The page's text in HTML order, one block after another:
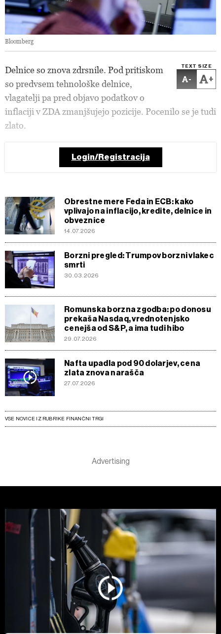
Bloomberg
TEXT SIZE
- +
Delnice so znova zdrsnile. Pod pritiskom
so predvsem tehnološke delnice,
vlagatelji pa pred objavo podatkov o
inflaciji v ZDA zmanjšujejo pozicije. Pocenilo se je tudi
zlato.
Login/Registracija
Obrestne mere Feda in ECB: kako
vplivajo na inflacijo, kredite, delnice in
obveznice
14.07.2026
Borzni pregled: Trumpov borzni vlakec
smrti
30.03.2026
Romunska borzna zgodba: po donosu
prekaša Nasdaq, vrednotenjsko
cenejša od S&P, a ima tudi hibo
29.07.2026
Nafta upadla pod 90 dolarjev, cena
zlata znova narašča
27.07.2026
VSE NOVICE IZ RUBRIKE FINANČNI TRGI